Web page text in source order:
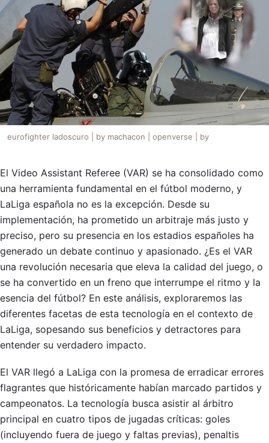
eurofighter ladoscuro | by machacon | openverse | by
El Video Assistant Referee (VAR) se ha consolidado como
una herramienta fundamental en el fútbol moderno, y
LaLiga española no es la excepción. Desde su
implementación, ha prometido un arbitraje más justo y
preciso, pero su presencia en los estadios españoles ha
generado un debate continuo y apasionado. ¿Es el VAR
una revolución necesaria que eleva la calidad del juego, o
se ha convertido en un freno que interrumpe el ritmo y la
esencia del fútbol? En este análisis, exploraremos las
diferentes facetas de esta tecnología en el contexto de
LaLiga, sopesando sus beneficios y detractores para
entender su verdadero impacto.
El VAR llegó a LaLiga con la promesa de erradicar errores
flagrantes que históricamente habían marcado partidos y
campeonatos. La tecnología busca asistir al árbitro
principal en cuatro tipos de jugadas críticas: goles
(incluyendo fuera de juego y faltas previas), penaltis